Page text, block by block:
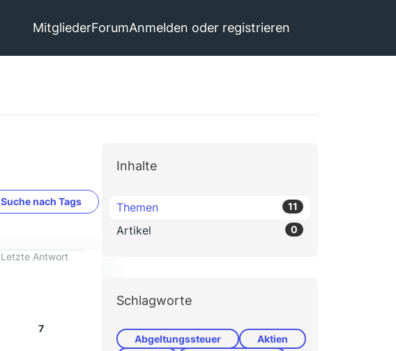
MitgliederForumAnmelden oder registrieren
Suche nach Tags
Letzte Antwort
7
Inhalte
Themen 11
Artikel 0
Schlagworte
Abgeltungssteuer
Aktien